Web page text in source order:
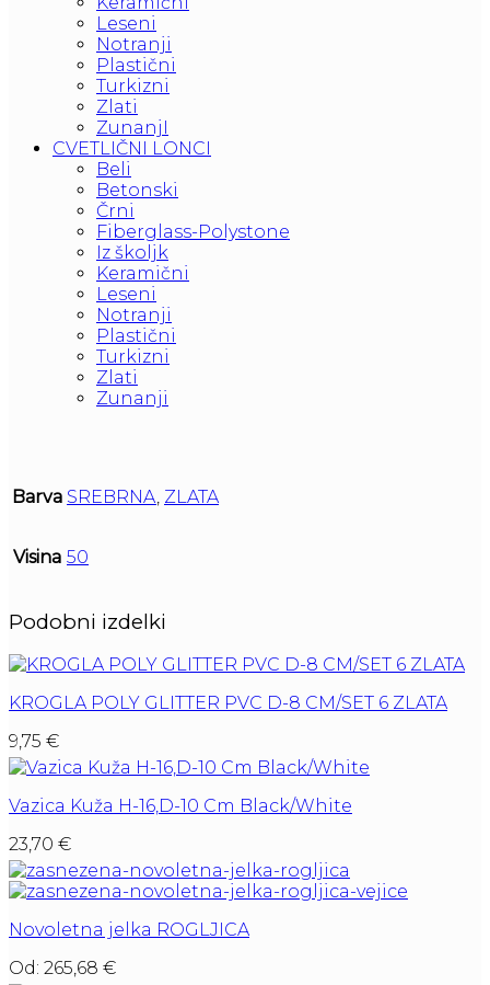
Leseni
Notranji
Plastični
Turkizni
Zlati
ZunanjI
CVETLIČNI LONCI
Beli
Betonski
Črni
Fiberglass-Polystone
Iz školjk
Keramični
Leseni
Notranji
Plastični
Turkizni
Zlati
Zunanji
Barva SREBRNA, ZLATA
Visina 50
Podobni izdelki
KROGLA POLY GLITTER PVC D-8 CM/SET 6 ZLATA
9,75 €
Vazica Kuža H-16,D-10 Cm Black/White
23,70 €
Novoletna jelka ROGLJICA
Od: 265,68 €